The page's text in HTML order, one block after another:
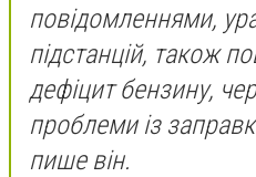
повідомленнями,
підстанцій, також
дефіцит бензину,
проблеми із
пише він.